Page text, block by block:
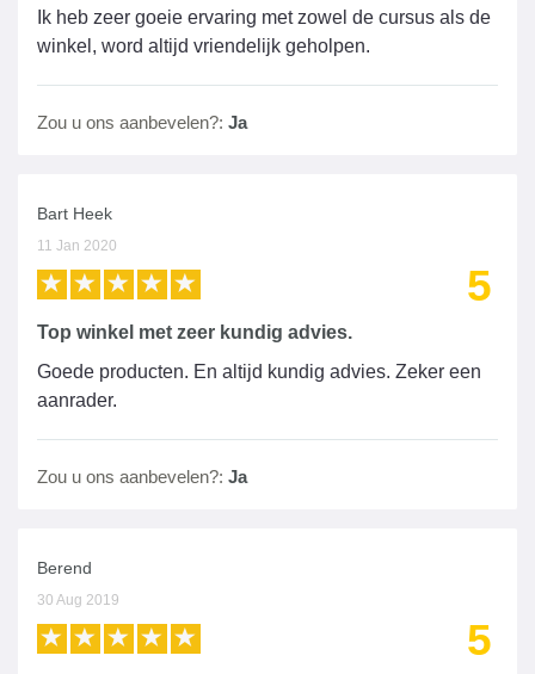
Ik heb zeer goeie ervaring met zowel de cursus als de
winkel, word altijd vriendelijk geholpen.
Zou u ons aanbevelen?: Ja
Bart Heek
11 Jan 2020
5
Top winkel met zeer kundig advies.
Goede producten. En altijd kundig advies. Zeker een
aanrader.
Zou u ons aanbevelen?: Ja
Berend
30 Aug 2019
5